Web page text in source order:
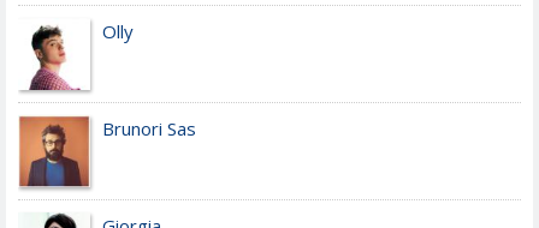
Olly
Brunori Sas